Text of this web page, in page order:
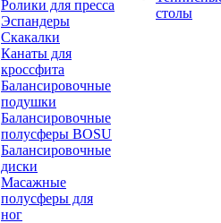
Ролики для пресса
Эспандеры
Скакалки
Канаты для
кроссфита
Балансировочные
подушки
Балансировочные
полусферы BOSU
Балансировочные
диски
Масажные
полусферы для
ног
столы